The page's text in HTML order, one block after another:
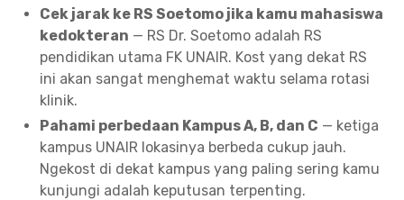
Cek jarak ke RS Soetomo jika kamu mahasiswa
kedokteran — RS Dr. Soetomo adalah RS
pendidikan utama FK UNAIR. Kost yang dekat RS
ini akan sangat menghemat waktu selama rotasi
klinik.
Pahami perbedaan Kampus A, B, dan C — ketiga
kampus UNAIR lokasinya berbeda cukup jauh.
Ngekost di dekat kampus yang paling sering kamu
kunjungi adalah keputusan terpenting.